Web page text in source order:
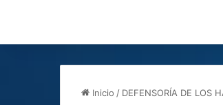
Inicio / DEFENSORÍA DE LOS